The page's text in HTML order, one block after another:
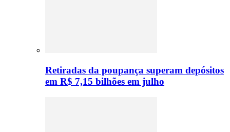
Retiradas da poupança superam depósitos
em R$ 7,15 bilhões em julho